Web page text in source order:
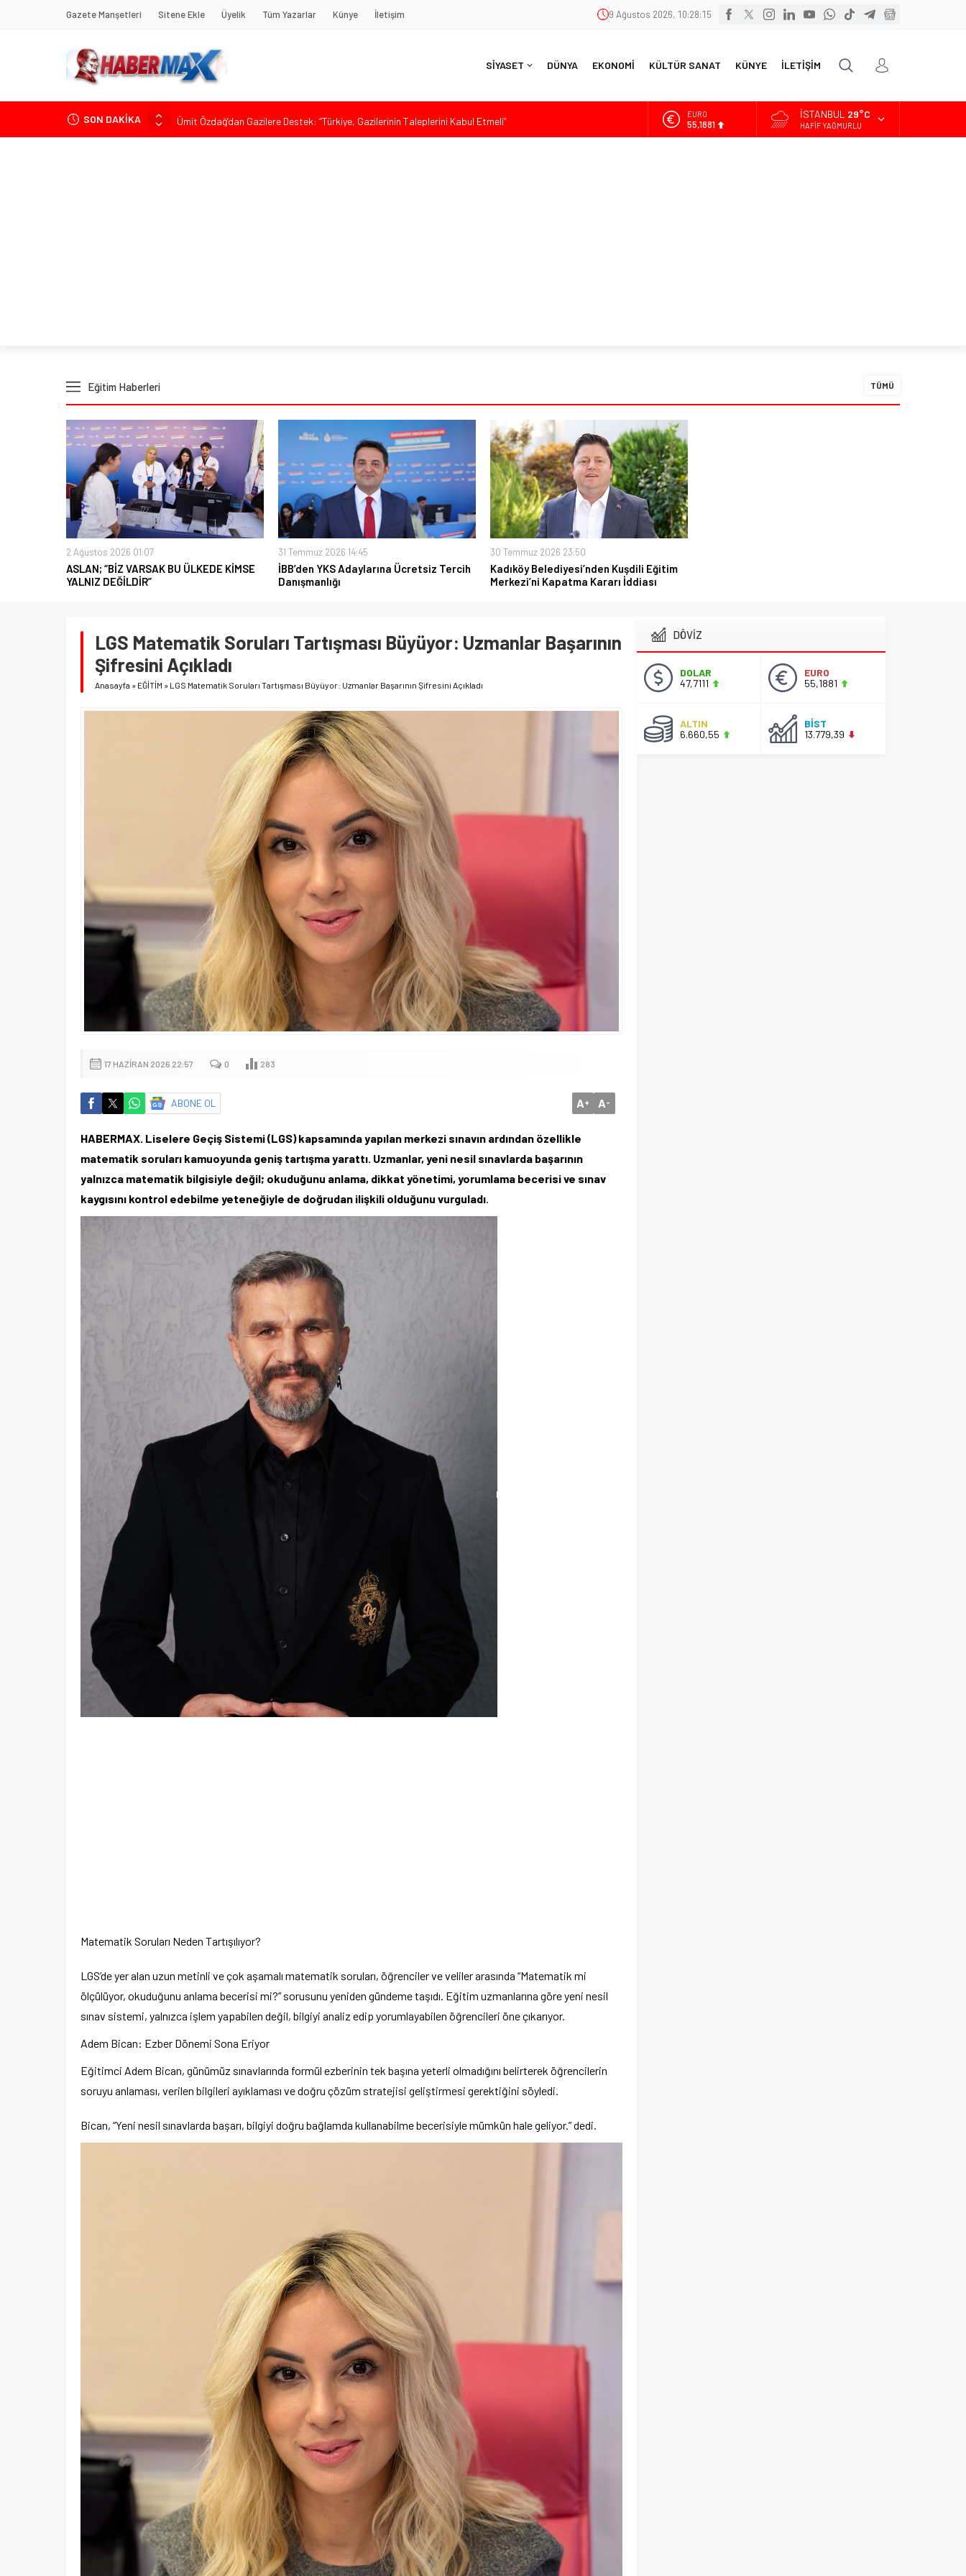
Gazete Manşetleri Sitene Ekle Üyelik Tüm Yazarlar Künye İletişim 9 Ağustos 2026, 10:28:17
SİYASET DÜNYA EKONOMİ KÜLTÜR SANAT KÜNYE İLETİŞİM
SON DAKİKA
Ümit Özdağ’dan Gazilere Destek: “Türkiye, Gazilerinin Taleplerini Kabul Etmeli”
TOKDEF Başkanı Fevzi Can Büşürüm’de Sert Konuştu: “Bu Toprakları Teslim Etmeyeceğiz”
ALTIN
6.660,55
İSTANBUL 29°C
HAFIF YAĞMURLU
Eğitim Haberleri TÜMÜ
2 Ağustos 2026 01:07
ASLAN; “BİZ VARSAK BU ÜLKEDE KİMSE
YALNIZ DEĞİLDİR”
31 Temmuz 2026 14:45
İBB’den YKS Adaylarına Ücretsiz Tercih
Danışmanlığı
30 Temmuz 2026 23:50
Kadıköy Belediyesi’nden Kuşdili Eğitim
Merkezi’ni Kapatma Kararı İddiası
LGS Matematik Soruları Tartışması Büyüyor: Uzmanlar Başarının
Şifresini Açıkladı
Anasayfa » EĞİTİM » LGS Matematik Soruları Tartışması Büyüyor: Uzmanlar Başarının Şifresini Açıkladı
17 HAZIRAN 2026 22:57 0 283
ABONE OL A+ A-
HABERMAX. Liselere Geçiş Sistemi (LGS) kapsamında yapılan merkezi sınavın ardından özellikle
matematik soruları kamuoyunda geniş tartışma yarattı. Uzmanlar, yeni nesil sınavlarda başarının
yalnızca matematik bilgisiyle değil; okuduğunu anlama, dikkat yönetimi, yorumlama becerisi ve sınav
kaygısını kontrol edebilme yeteneğiyle de doğrudan ilişkili olduğunu vurguladı.
Matematik Soruları Neden Tartışılıyor?
LGS’de yer alan uzun metinli ve çok aşamalı matematik soruları, öğrenciler ve veliler arasında “Matematik mi
ölçülüyor, okuduğunu anlama becerisi mi?” sorusunu yeniden gündeme taşıdı. Eğitim uzmanlarına göre yeni nesil
sınav sistemi, yalnızca işlem yapabilen değil, bilgiyi analiz edip yorumlayabilen öğrencileri öne çıkarıyor.
Adem Bican: Ezber Dönemi Sona Eriyor
Eğitimci Adem Bican, günümüz sınavlarında formül ezberinin tek başına yeterli olmadığını belirterek öğrencilerin
soruyu anlaması, verilen bilgileri ayıklaması ve doğru çözüm stratejisi geliştirmesi gerektiğini söyledi.
Bican, “Yeni nesil sınavlarda başarı, bilgiyi doğru bağlamda kullanabilme becerisiyle mümkün hale geliyor.” dedi.
DÖVİZ
DOLAR
47,7111
EURO
55,1881
ALTIN
6.660,55
BİST
13.779,39